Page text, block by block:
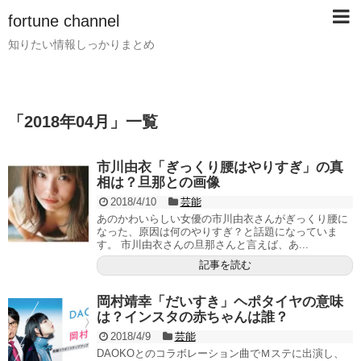
fortune channel
知りたい情報しっかりまとめ
「 2018年04月 」 一覧
市川由衣「ぎっくり腰はやりすぎ」の真
相は？旦那との画像
2018/4/10
芸能
あのかわいらしい女優の市川由衣さんがぎっくり腰に
なった、原因は何のやりすぎ？と話題になっていま
す。 市川由衣さんの旦那さんと言えば、あ...
記事を読む
岡村靖幸「だいすき」ヘポタイヤの意味
は？インスタの赤ちゃんは誰？
2018/4/9
芸能
DAOKOとのコラボレーション曲でＭステに出演し、